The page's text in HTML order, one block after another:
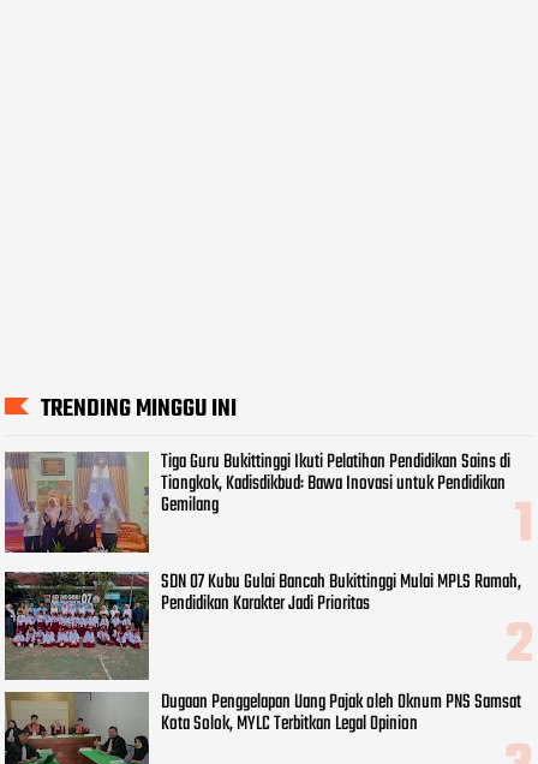
TRENDING MINGGU INI
Tiga Guru Bukittinggi Ikuti Pelatihan Pendidikan Sains di
Tiongkok, Kadisdikbud: Bawa Inovasi untuk Pendidikan
Gemilang
SDN 07 Kubu Gulai Bancah Bukittinggi Mulai MPLS Ramah,
Pendidikan Karakter Jadi Prioritas
Dugaan Penggelapan Uang Pajak oleh Oknum PNS Samsat
Kota Solok, MYLC Terbitkan Legal Opinion